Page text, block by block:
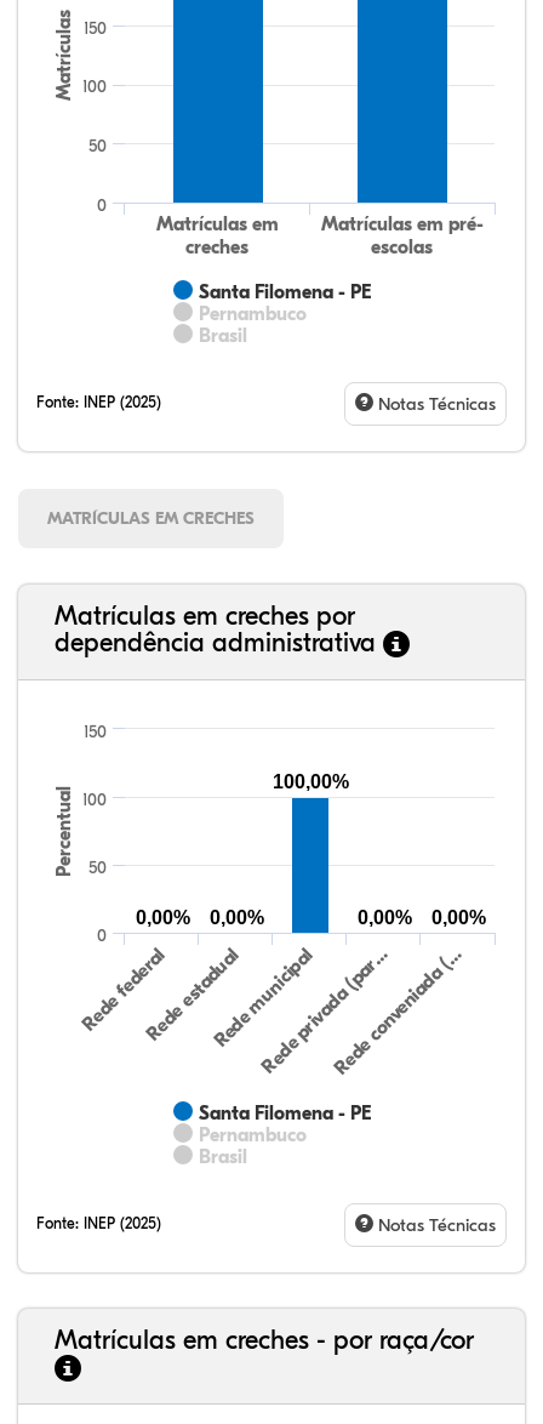
Matrículas
Santa Filomena - PE
Pernambuco
Brasil
Matrículas em
creches
Matrículas em pré-
escolas
0
50
100
150
Fonte: INEP (2025) Notas Técnicas
MATRÍCULAS EM CRECHES
Matrículas em creches por
dependência administrativa
Percentual
Santa Filomena - PE
Pernambuco
Brasil
Rede federalRede estadualRede municipal
Rede privada (par…Rede conveniada (…
0
50
100
150
0,00% 0,00%
100,00%
0,00% 0,00%
Fonte: INEP (2025) Notas Técnicas
Matrículas em creches - por raça/cor